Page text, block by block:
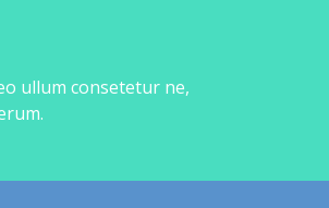
ullum consetetur ne,